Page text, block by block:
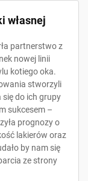
własnej
partnerstwo z
nowej linii
kotiego oka.
stworzyli
do ich grupy
sukcesem –
prognozy o
lakierów oraz
by nam się
ze strony